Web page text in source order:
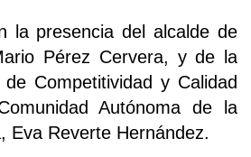
la presencia del alcalde de
Pérez Cervera, y de la
Competitividad y Calidad
Autónoma de la
Eva Reverte Hernández.